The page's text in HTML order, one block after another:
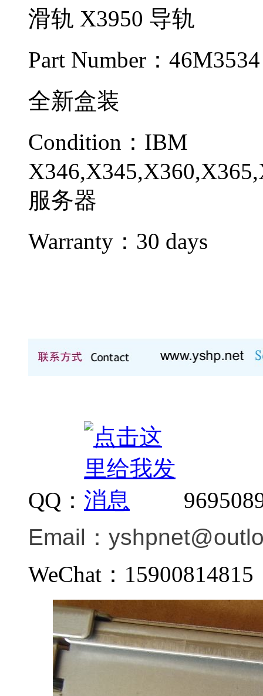
滑轨 X3950 导轨
Part Number：46M3534
全新盒装
Condition：IBM
服务器
Warranty： 30 days
QQ：
Email：
WeChat：